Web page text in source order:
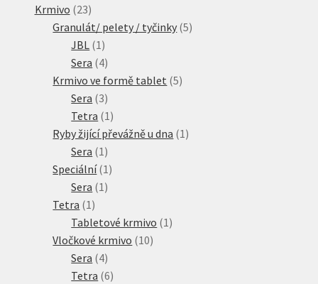
Krmivo 2323
produktů
Granulát/ pelety / tyčinky 55
JBL 1 1
produkt
Sera 44
produkty
Krmivo ve formě tablet 55
Sera 33
produkty
Tetra 1 1
produkt
Ryby žijící převážně u dna 1 1
Sera 1 1
produkt
Speciální 1 1
Sera 1 1
Tetra 1 1
produkt
Tabletové krmivo 1 1
Vločkové krmivo 1010
Sera 44
produkty
Tetra 66